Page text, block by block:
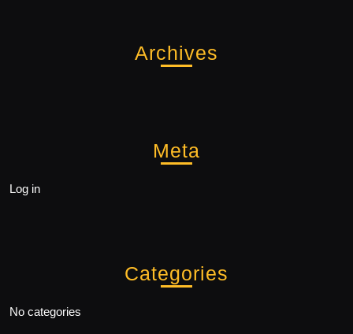
Archives
Meta
Log in
Categories
No categories